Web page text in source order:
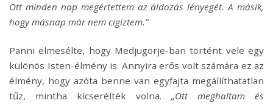
Ott minden nap megértettem az áldozás lényegét. A másik,
hogy másnap már nem cigiztem.”
Panni elmesélte, hogy Medjugorje-ban történt vele egy
különös Isten-élmény is. Annyira erős volt számára ez az
élmény, hogy azóta benne van egyfajta megállíthatatlan
tűz, mintha kicserélték volna. „Ott meghaltam és